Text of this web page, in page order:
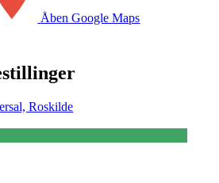
Åben Google Maps
Roskilde